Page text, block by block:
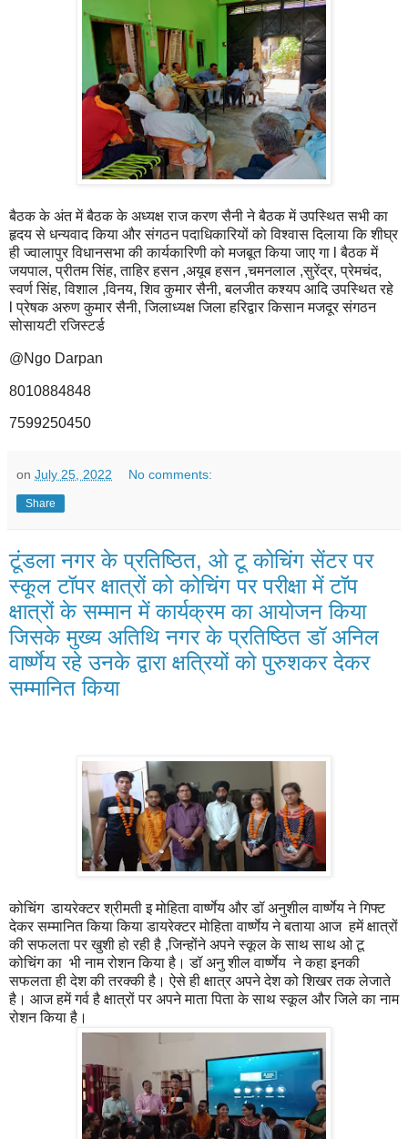
बैठक के अंत में बैठक के अध्यक्ष राज करण सैनी ने बैठक में उपस्थित सभी का
हृदय से धन्यवाद किया और संगठन पदाधिकारियों को विश्वास दिलाया कि शीघ्र
ही ज्वालापुर विधानसभा की कार्यकारिणी को मजबूत किया जाए गा l बैठक में
जयपाल, प्रीतम सिंह, ताहिर हसन ,अयूब हसन ,चमनलाल ,सुरेंद्र, प्रेमचंद,
स्वर्ण सिंह, विशाल ,विनय, शिव कुमार सैनी, बलजीत कश्यप आदि उपस्थित रहे
l प्रेषक अरुण कुमार सैनी, जिलाध्यक्ष जिला हरिद्वार किसान मजदूर संगठन
सोसायटी रजिस्टर्ड
@Ngo Darpan
8010884848
7599250450
on July 25, 2022 No comments:
Share
टूंडला नगर के प्रतिष्ठित, ओ टू कोचिंग सेंटर पर
स्कूल टॉपर क्षात्रों को कोचिंग पर परीक्षा में टॉप
क्षात्रों के सम्मान में कार्यक्रम का आयोजन किया
जिसके मुख्य अतिथि नगर के प्रतिष्ठित डॉ अनिल
वार्ष्णेय रहे उनके द्वारा क्षत्रियों को पुरुशकर देकर
सम्मानित किया
कोचिंग डायरेक्टर श्रीमती इ मोहिता वार्ष्णेय और डॉ अनुशील वार्ष्णेय ने गिफ्ट
देकर सम्मानित किया किया डायरेक्टर मोहिता वार्ष्णेय ने बताया आज हमें क्षात्रों
की सफलता पर खुशी हो रही है ,जिन्होंने अपने स्कूल के साथ साथ ओ टू
कोचिंग का भी नाम रोशन किया है। डॉ अनु शील वार्ष्णेय ने कहा इनकी
सफलता ही देश की तरक्की है। ऐसे ही क्षात्र अपने देश को शिखर तक लेजाते
है। आज हमें गर्व है क्षात्रों पर अपने माता पिता के साथ स्कूल और जिले का नाम
रोशन किया है।